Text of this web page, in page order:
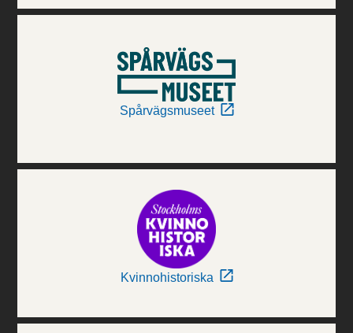
Spårvägsmuseet
Kvinnohistoriska